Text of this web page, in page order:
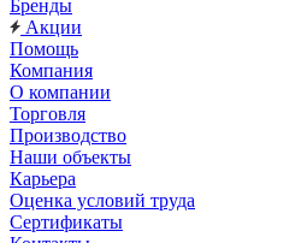
Бренды
Акции
Помощь
Компания
О компании
Торговля
Производство
Наши объекты
Карьера
Оценка условий труда
Сертификаты